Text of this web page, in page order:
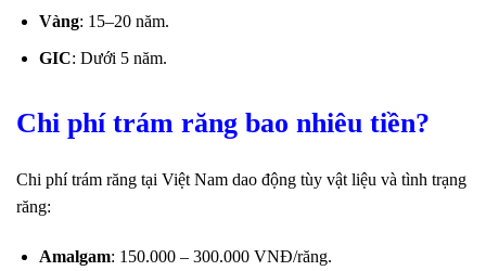
Vàng: 15–20 năm.
GIC: Dưới 5 năm.
Chi phí trám răng bao nhiêu tiền?
Chi phí trám răng tại Việt Nam dao động tùy vật liệu và tình trạng
răng:
Amalgam: 150.000 – 300.000 VNĐ/răng.